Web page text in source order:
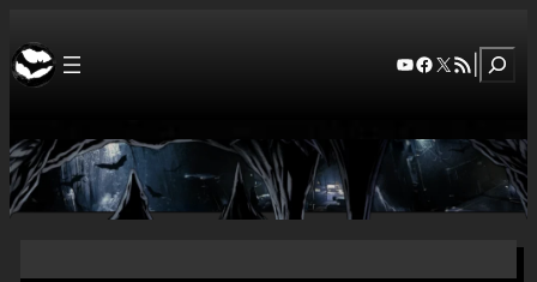
YouTube
Facebook
X RSS Feed